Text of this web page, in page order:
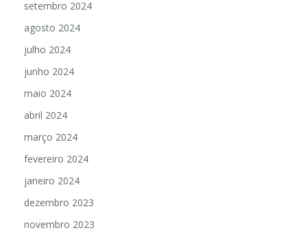
setembro 2024
agosto 2024
julho 2024
junho 2024
maio 2024
abril 2024
março 2024
fevereiro 2024
janeiro 2024
dezembro 2023
novembro 2023